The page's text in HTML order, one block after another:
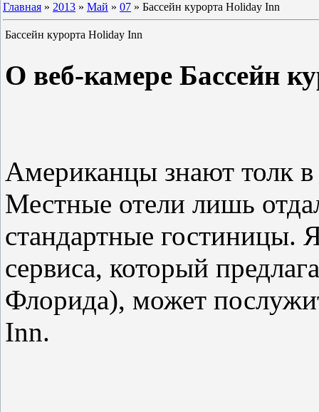
Главная » 2013 » Май » 07 » Бассейн курорта Holiday Inn
Бассейн курорта Holiday Inn
О веб-камере Бассейн
Американцы знают толк в
Местные отели лишь
стандартные гостиницы.
сервиса, который
Флорида), может
Inn.